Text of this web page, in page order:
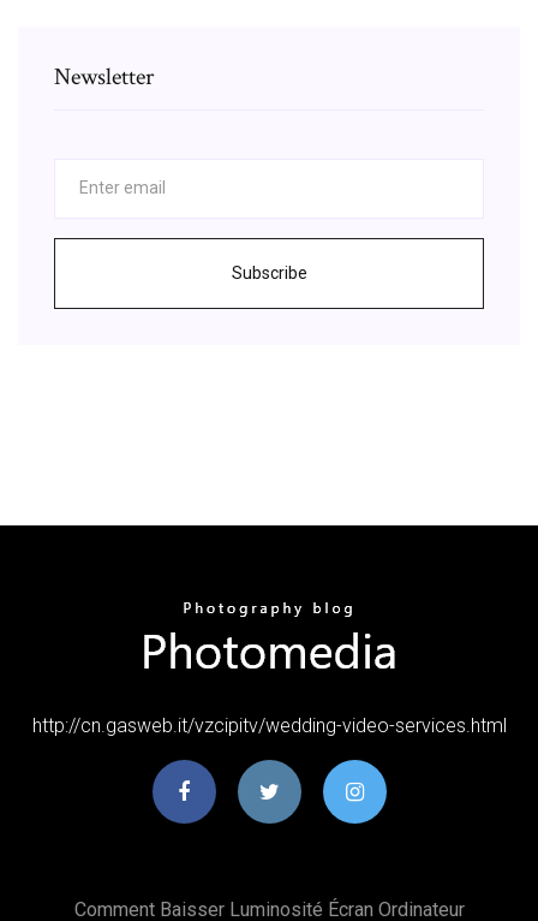
Newsletter
Subscribe
http://cn.gasweb.it/vzcipitv/wedding-video-services.html
Comment Baisser Luminosité Écran Ordinateur